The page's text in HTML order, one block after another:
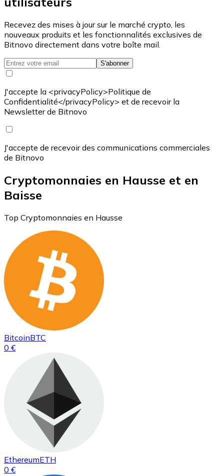
Recevez des mises à jour sur le marché crypto, les
nouveaux produits et les fonctionnalités exclusives de
Bitnovo directement dans votre boîte mail.
S'abonner
J'accepte la <privacyPolicy>Politique de
Confidentialité</privacyPolicy> et de recevoir la
Newsletter de Bitnovo
J'accepte de recevoir des communications commerciales
de Bitnovo
Cryptomonnaies en Hausse et en
Baisse
Top Cryptomonnaies en Hausse
BitcoinBTC
0 €
EthereumETH
0 €